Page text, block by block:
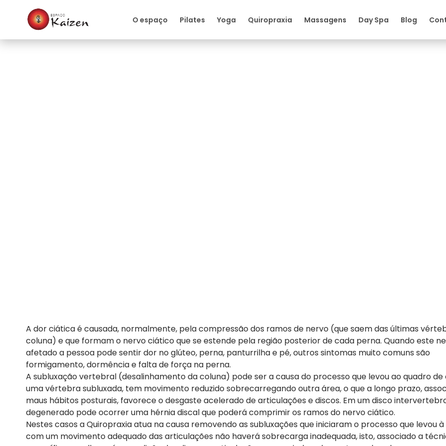
O espaço Pilates Yoga Quiropraxia Massagens Day Spa Blog
A dor ciática é causada, normalmente, pela compressão dos ramos de nervo (que saem das últimas
coluna) e que formam o nervo ciático que se estende pela região posterior de cada perna. Quando este
afetado a pessoa pode sentir dor no glúteo, perna, panturrilha e pé, outros sintomas muito comuns são
formigamento, dormência e falta de força na perna.
A subluxação vertebral (desalinhamento da coluna) pode ser a causa do processo que levou ao quadro de
uma vértebra subluxada, tem movimento reduzido sobrecarregando outra área, o que a longo prazo,
maus hábitos posturais, favorece o desgaste acelerado de articulações e discos. Em um disco
degenerado pode ocorrer uma hérnia discal que poderá comprimir os ramos do nervo ciático.
Nestes casos a Quiropraxia atua na causa removendo as subluxações que iniciaram o processo que levou
com um movimento adequado das articulações não haverá sobrecarga inadequada, isto, associado a